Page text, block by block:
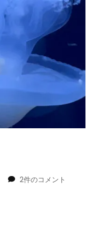
Bioluminescence
2件のコメント